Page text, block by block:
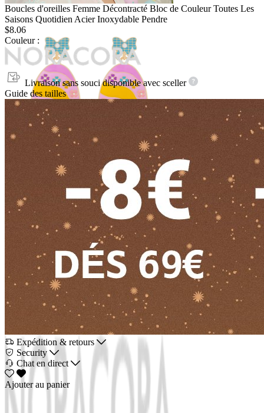
Boucles d'oreilles Femme Décontracté Bloc de Couleur Toutes Les
Saisons Quotidien Acier Inoxydable Pendre
$8.06
Couleur :
Livraison sans souci disponible avec sceller
Guide des tailles
Expédition & retours
Security
Chat en direct
Ajouter au panier